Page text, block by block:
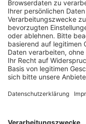
versuchtem
Juni mit seiner
getrunken haben.
Treppe zum
wieder auf sie
Laut Anklage
Verletzungen auf
werden.
laut Anklage soll er